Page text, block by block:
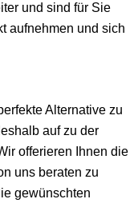
und sind für Sie
aufnehmen und sich
Alternative zu
auf zu der
offerieren Ihnen die
uns beraten zu
gewünschten